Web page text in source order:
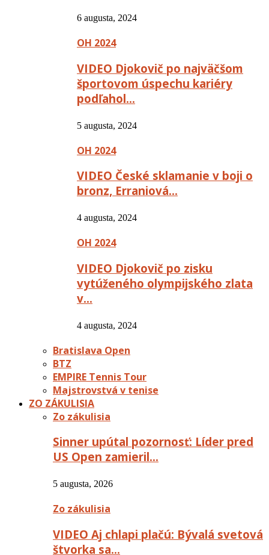
6 augusta, 2024
OH 2024
VIDEO Djokovič po najväčšom
športovom úspechu kariéry
podľahol…
5 augusta, 2024
OH 2024
VIDEO České sklamanie v boji o
bronz, Erraniová…
4 augusta, 2024
OH 2024
VIDEO Djokovič po zisku
vytúženého olympijského zlata
v…
4 augusta, 2024
Bratislava Open
BTZ
EMPIRE Tennis Tour
Majstrovstvá v tenise
ZO ZÁKULISIA
Zo zákulisia
Sinner upútal pozornosť: Líder pred
US Open zamieril…
5 augusta, 2026
Zo zákulisia
VIDEO Aj chlapi plačú: Bývalá svetová
štvorka sa…